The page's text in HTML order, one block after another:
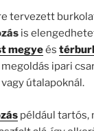
tervezett
is
megyeés
ipari
útalapoknál.
például tartós,